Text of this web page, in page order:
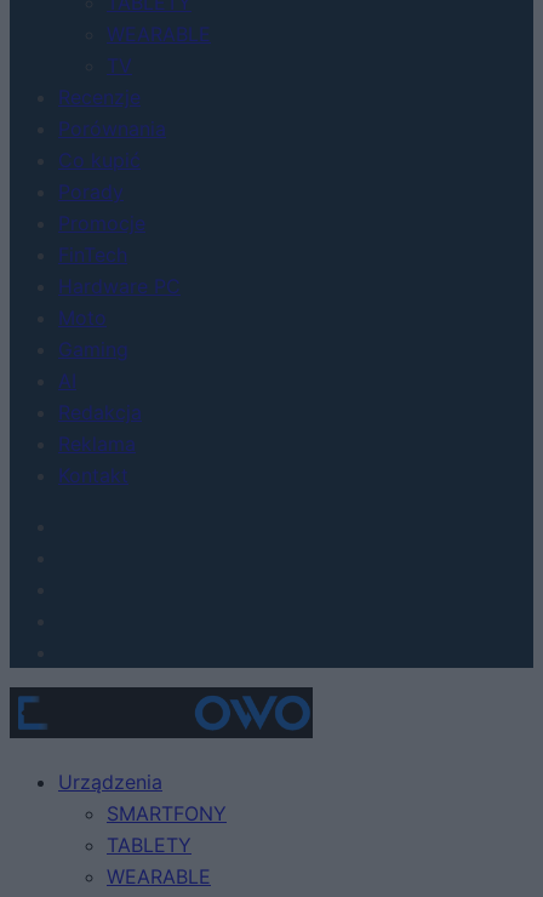
WEARABLE
TV
Recenzje
Porównania
Co kupić
Porady
Promocje
FinTech
Hardware PC
Moto
Gaming
AI
Redakcja
Reklama
Kontakt
Urządzenia
SMARTFONY
TABLETY
WEARABLE